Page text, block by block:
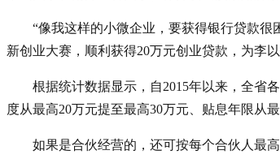
“像我这样的小微企业，要获得银行贷款
新创业大赛，顺利获得20万元创业贷款，为李
根据统计数据显示，自2015年以来，全省
度从最高20万元提至最高30万元、贴息年限从
如果是合伙经营的，还可按每个合伙人最